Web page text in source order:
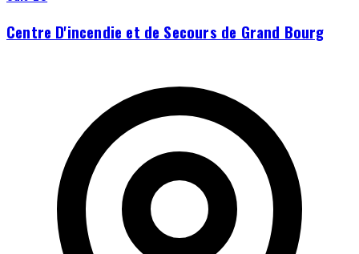
Centre D'incendie et de Secours de Grand Bourg